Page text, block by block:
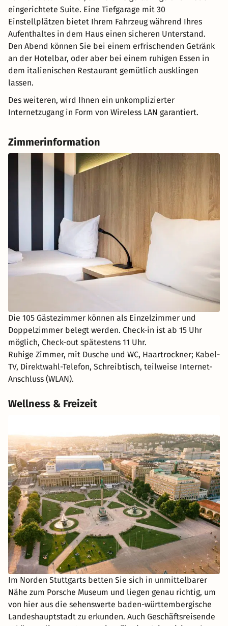
eingerichtete Suite. Eine Tiefgarage mit 30
Einstellplätzen bietet Ihrem Fahrzeug während Ihres
Aufenthaltes in dem Haus einen sicheren Unterstand.
Den Abend können Sie bei einem erfrischenden Getränk
an der Hotelbar, oder aber bei einem ruhigen Essen in
dem italienischen Restaurant gemütlich ausklingen
lassen.
Des weiteren, wird Ihnen ein unkomplizierter
Internetzugang in Form von Wireless LAN garantiert.
Zimmerinformation
Die 105 Gästezimmer können als Einzelzimmer und
Doppelzimmer belegt werden. Check-in ist ab 15 Uhr
möglich, Check-out spätestens 11 Uhr.
Ruhige Zimmer, mit Dusche und WC, Haartrockner; Kabel-
TV, Direktwahl-Telefon, Schreibtisch, teilweise Internet-
Anschluss (WLAN).
Wellness & Freizeit
Im Norden Stuttgarts betten Sie sich in unmittelbarer
Nähe zum Porsche Museum und liegen genau richtig, um
von hier aus die sehenswerte baden-württembergische
Landeshauptstadt zu erkunden. Auch Geschäftsreisende